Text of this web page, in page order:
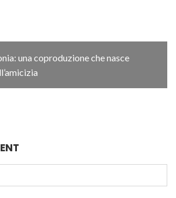
una coproduzione che nasce